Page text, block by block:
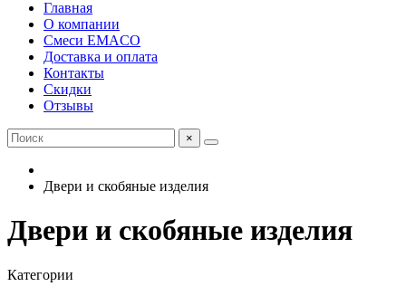
Главная
О компании
Смеси EMACO
Доставка и оплата
Контакты
Скидки
Отзывы
×
Двери и скобяные изделия
Двери и скобяные изделия
Категории